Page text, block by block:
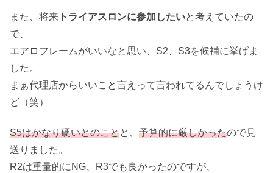
また、将来 トライアスロンに参加したいと考えていたの
で、
エアロフレームがいいなと思い、S2、S3を候補に挙げま
した。
まぁ代理店からいいこと言えって言われてるんでしょうけ
ど（笑）
S5はかなり硬いとのことと、 予算的に厳しかったので見
送りました。
R2は重量的にNG、R3でも良かったのですが、